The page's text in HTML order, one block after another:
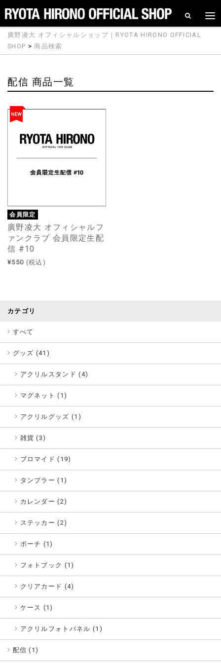
廣野凌大 オフィシャルショップ｜RYOTA HIRONO OFFICIAL
SHOP >商品検索
配信 商品一覧
NEW
会員限定
廣野凌大 オフィシャルフ
ァンクラブ 会員限定生配
信 #10
¥550 (税込)
カテゴリ
すべて
グッズ (41 )
アクリルスタンド (4)
マグネット (1)
アクリルグッズ (1)
雑貨 (3)
ブロマイド (19)
タンブラー (1)
カレンダー (2)
ステッカー (2)
ポーチ (1)
フォトブック (1)
クリアカード (4)
ケース (1)
アクリルフォトパネル (1)
配信 ( 1)